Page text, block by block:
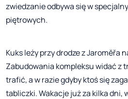
zwiedzanie odbywa się w
piętrowych.
Kuks leży przy drodze z Jaroměřa
Zabudowania kompleksu widać z
trafić, a w razie gdyby ktoś się
tabliczki. Wakacje już za kilka dni,